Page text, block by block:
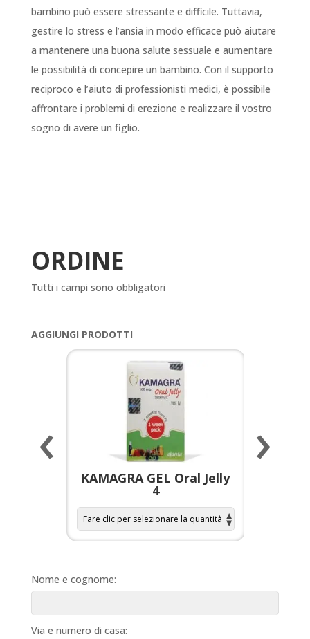
bambino può essere stressante e difficile. Tuttavia,
gestire lo stress e l’ansia in modo efficace può aiutare
a mantenere una buona salute sessuale e aumentare
le possibilità di concepire un bambino. Con il supporto
reciproco e l’aiuto di professionisti medici, è possibile
affrontare i problemi di erezione e realizzare il vostro
sogno di avere un figlio.
ORDINE
Tutti i campi sono obbligatori
AGGIUNGI PRODOTTI
KAMAGRA GEL Oral Jelly
4
‹ ›
Nome e cognome:
Via e numero di casa: